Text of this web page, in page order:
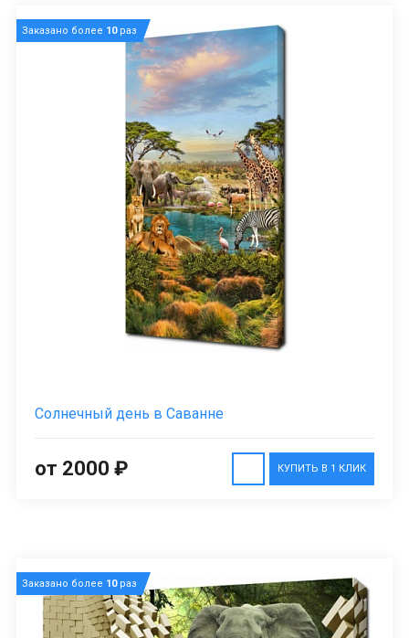
Заказано более 10раз
Солнечный день в Саванне
КУПИТЬ В 1 КЛИК
от 2000 ₽
Заказано более 10раз